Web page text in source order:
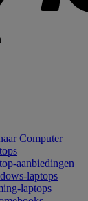
Computer
aanbiedingen
laptops
laptops